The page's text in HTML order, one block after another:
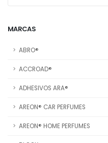
MARCAS
ABRO®
ACCROAD®
ADHESIVOS ARA®
AREON® CAR PERFUMES
AREON® HOME PERFUMES